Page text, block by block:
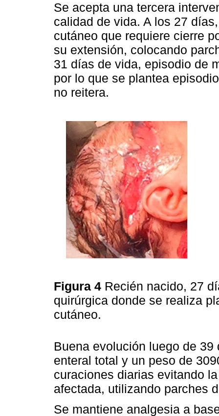
Se acepta una tercera
calidad de vida. A los 27
cutáneo que requiere cierre
su extensión, colocando
31 días de vida, episodio de
por lo que se plantea
no reitera.
Figura 4 Recién nacido, 27
quirúrgica donde se realiza
cutáneo.
Buena evolución luego de
enteral total y un peso de
curaciones diarias evitando
afectada, utilizando parches
Se mantiene analgesia a